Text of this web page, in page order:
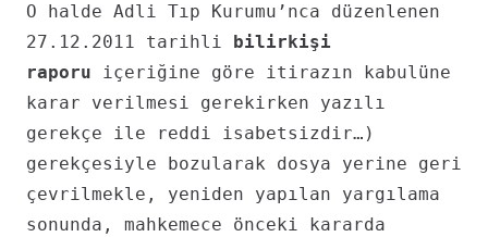
O halde Adli Tıp Kurumu’nca düzenlenen
27.12.2011 tarihli
bilirkişi
raporu içeriğine göre itirazın kabulüne
karar verilmesi gerekirken yazılı
gerekçe ile reddi isabetsizdir…)
gerekçesiyle bozularak dosya yerine geri
çevrilmekle, yeniden yapılan yargılama
sonunda, mahkemece önceki kararda